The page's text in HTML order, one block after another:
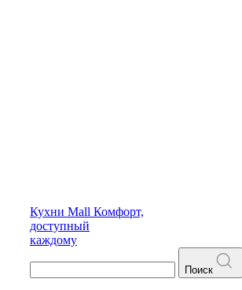
Кухни Mall Комфорт,
доступный
каждому
Поиск